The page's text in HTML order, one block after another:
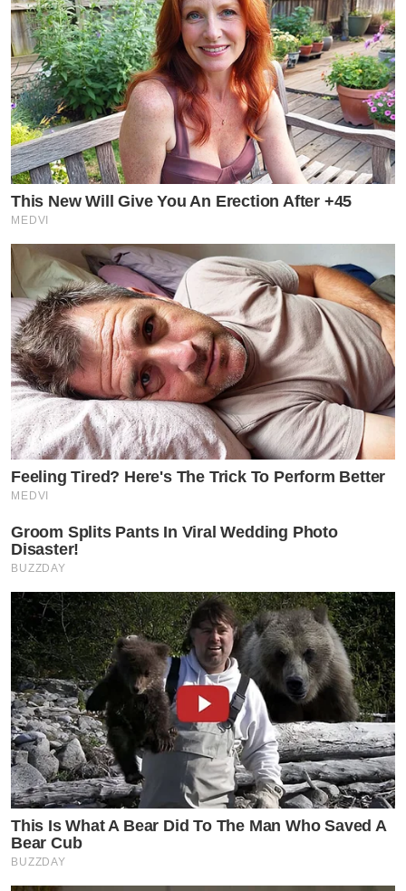
This New Will Give You An Erection After +45
MEDVI
Feeling Tired? Here's The Trick To Perform Better
MEDVI
Groom Splits Pants In Viral Wedding Photo
Disaster!
BUZZDAY
This Is What A Bear Did To The Man Who Saved A
Bear Cub
BUZZDAY